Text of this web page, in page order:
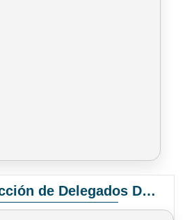
Convocatoria Elección de Delegados Docentes para el XIV Congreso Nacional de Universidades